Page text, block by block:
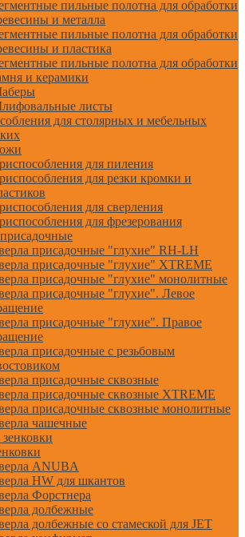
пильные полотна для обработки
и металла
пильные полотна для обработки
и пластика
пильные полотна для обработки
и керамики
листы
для столярных и мебельных
для пиления
для резки кромки и
для сверления
для фрезерования
присадочные "глухие" RH-LH
присадочные "глухие" XTREME
присадочные "глухие" монолитные
присадочные "глухие". Левое
присадочные "глухие". Правое
присадочные с резьбовым
присадочные сквозные
присадочные сквозные XTREME
присадочные сквозные монолитные
чашечные
ANUBA
HW для шкантов
Форстнера
долбежные
долбежные со стамеской для JET